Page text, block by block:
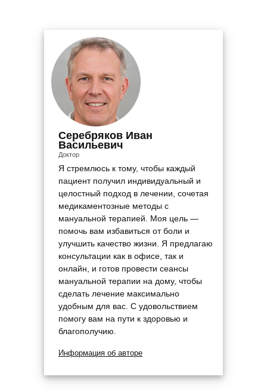
Серебряков Иван
Васильевич
Доктор
Я стремлюсь к тому, чтобы каждый
пациент получил индивидуальный и
целостный подход в лечении, сочетая
медикаментозные методы с
мануальной терапией. Моя цель —
помочь вам избавиться от боли и
улучшить качество жизни. Я предлагаю
консультации как в офисе, так и
онлайн, и готов провести сеансы
мануальной терапии на дому, чтобы
сделать лечение максимально
удобным для вас. С удовольствием
помогу вам на пути к здоровью и
благополучию.
Информация об авторе